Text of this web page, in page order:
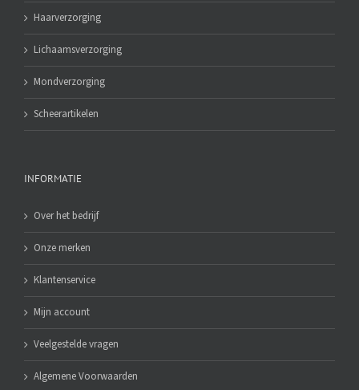
Haarverzorging
Lichaamsverzorging
Mondverzorging
Scheerartikelen
INFORMATIE
Over het bedrijf
Onze merken
Klantenservice
Mijn account
Veelgestelde vragen
Algemene Voorwaarden